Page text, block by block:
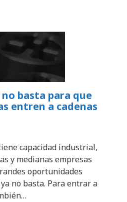
basta para que
entren a cadenas
capacidad industrial,
y medianas empresas
oportunidades
no basta. Para entrar a